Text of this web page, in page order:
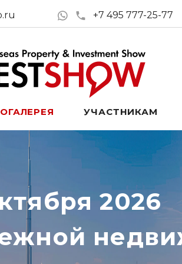
+7 495 777-25-77
УЧАСТНИКАМ
2026